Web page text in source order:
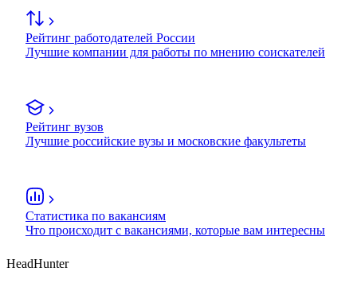
Рейтинг работодателей России
Лучшие компании для работы по мнению соискателей
Рейтинг вузов
Лучшие российские вузы и московские факультеты
Статистика по вакансиям
Что происходит с вакансиями, которые вам интересны
HeadHunter